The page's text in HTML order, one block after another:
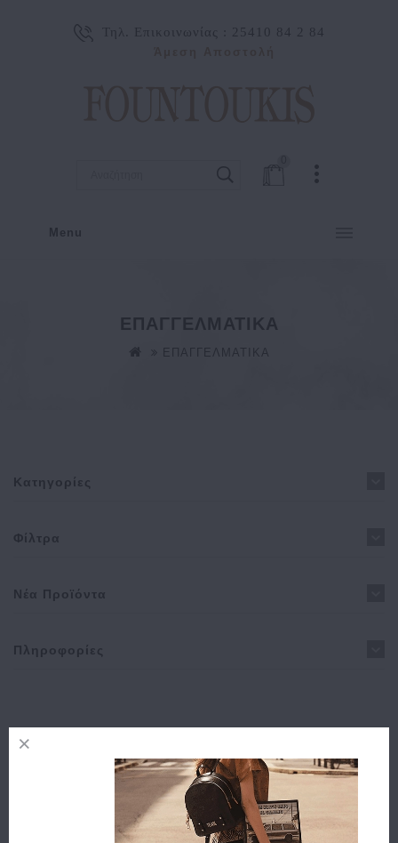
Τηλ. Επικοινωνίας : 25410 84 2 84
Menu
ΕΠΑΓΓΕΛΜΑΤΙΚΑ
ΕΠΑΓΓΕΛΜΑΤΙΚΑ
Κατηγορίες
Φίλτρα
Νέα Προϊόντα
Πληροφορίες